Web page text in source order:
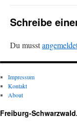
Schreibe
Du musst
Impressum
Kontakt
About
Freiburg-